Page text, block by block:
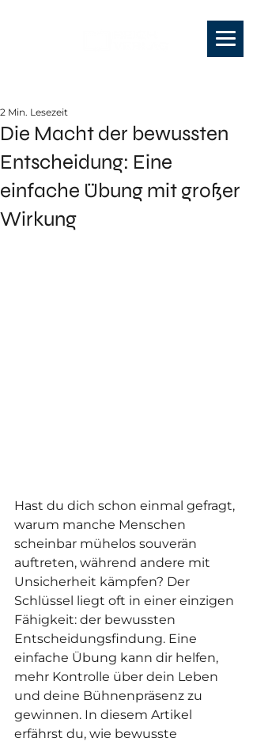
Die Macht der bewussten
Entscheidung: Eine
einfache Übung mit großer
Wirkung
2 Min. Lesezeit
Hast du dich schon einmal gefragt,
warum manche Menschen
scheinbar mühelos souverän
auftreten, während andere mit
Unsicherheit kämpfen? Der
Schlüssel liegt oft in einer einzigen
Fähigkeit: der bewussten
Entscheidungsfindung. Eine
einfache Übung kann dir helfen,
mehr Kontrolle über dein Leben
und deine Bühnenpräsenz zu
gewinnen. In diesem Artikel
erfährst du, wie bewusste